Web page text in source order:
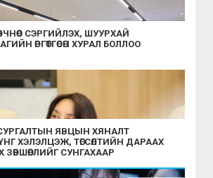
СЭРГИЙЛЭХ, ШУУРХАЙ
ӨРГӨТГӨСӨН ХУРАЛ БОЛЛОО
ЯВЦЫН ХЯНАЛТ
ХЭЛЭЛЦЭЖ, ТӨГСӨЛТИЙН ДАРААХ
СУНГАХААР